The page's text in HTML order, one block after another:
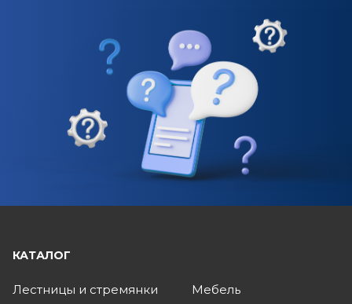
КАТАЛОГ
Лестницы и стремянки
Мебель